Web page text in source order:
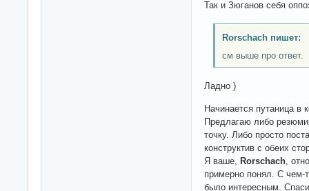
Так и Зюганов себя
Rorschach пишет:
см выше про ответ.
Ладно )
Начинается путаница в
Предлагаю либо
точку. Либо просто
конструктив с обеих
Я ваше, Rorschach ,
примерно понял. С
было интересным.